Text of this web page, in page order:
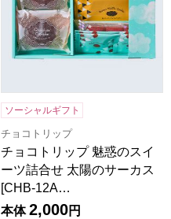
ソーシャルギフト
チョコトリップ
チョコトリップ 魅惑のスイ
ーツ詰合せ 太陽のサーカス
[CHB-12A…
本体 2,000円